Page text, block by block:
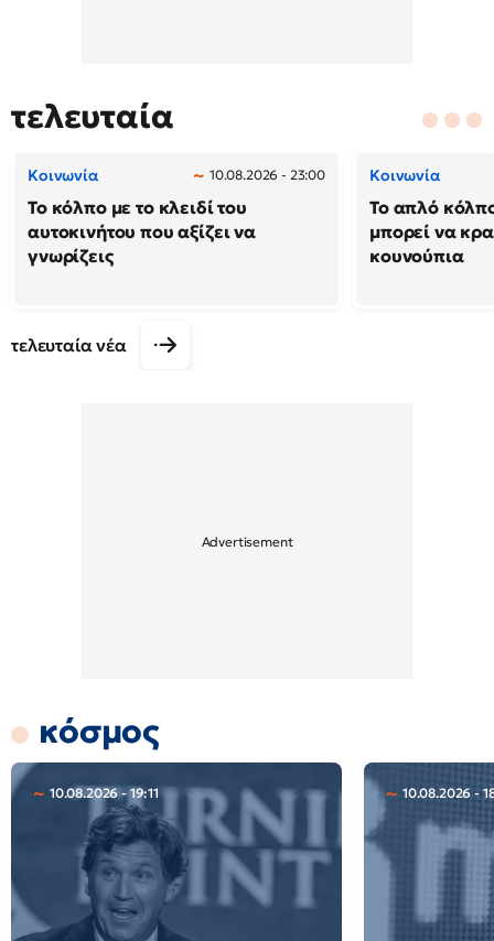
τελευταία
Κοινωνία 10.08.2026 - 23:00
Το κόλπο με το κλειδί του
αυτοκινήτου που αξίζει να
γνωρίζεις
Κοινωνία
Το απλό
μπορεί να
κουνούπια
τελευταία νέα
κόσμος
10.08.2026 - 19:11 10.08.2026 -